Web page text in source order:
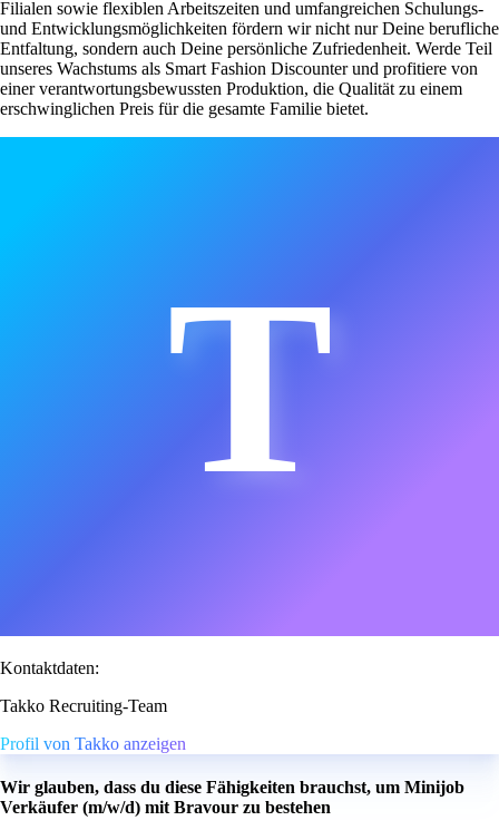
Filialen sowie flexiblen Arbeitszeiten und umfangreichen Schulungs-
und Entwicklungsmöglichkeiten fördern wir nicht nur Deine berufliche
Entfaltung, sondern auch Deine persönliche Zufriedenheit. Werde Teil
unseres Wachstums als Smart Fashion Discounter und profitiere von
einer verantwortungsbewussten Produktion, die Qualität zu einem
erschwinglichen Preis für die gesamte Familie bietet.
T
Kontaktdaten:
Takko Recruiting-Team
Profil von Takko anzeigen
Wir glauben, dass du diese Fähigkeiten brauchst, um Minijob
Verkäufer (m/w/d) mit Bravour zu bestehen